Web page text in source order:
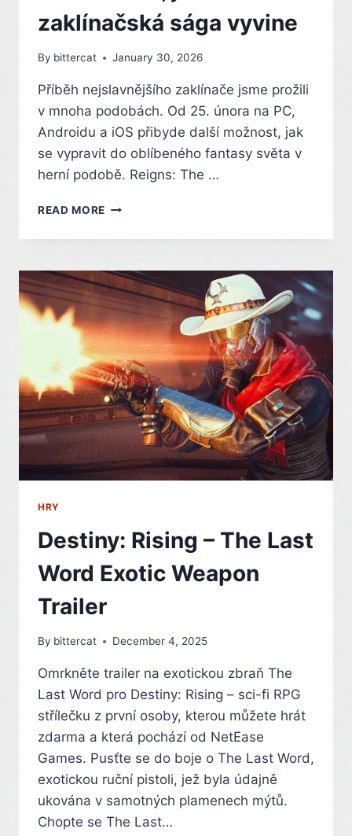
SVĚTĚ
EMULACE
zaklínačská sága vyvine
By bittercat January 30, 2026
Příběh nejslavnějšího zaklínače jsme prožili
v mnoha podobách. Od 25. února na PC,
Androidu a iOS přibyde další možnost, jak
se vypravit do oblíbeného fantasy světa v
herní podobě. Reigns: The …
READ MORE PŘÍBĚHY
Z
BARDA
MARIGOLDA.
VE
HŘE
REIGNS:
THE
WITCHER
ROZHODNETE,
JAK
SE
ZAKLÍNAČSKÁ
SÁGA
VYVINE
HRY
Destiny: Rising – The Last
Word Exotic Weapon
Trailer
By bittercat December 4, 2025
Omrkněte trailer na exotickou zbraň The
Last Word pro Destiny: Rising – sci-fi RPG
střílečku z první osoby, kterou můžete hrát
zdarma a která pochází od NetEase
Games. Pusťte se do boje o The Last Word,
exotickou ruční pistoli, jež byla údajně
ukována v samotných plamenech mýtů.
Chopte se The Last…